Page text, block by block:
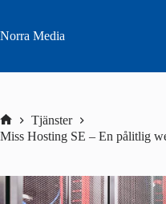
innehåll
Norra Media
Hem
Tjänster
Miss Hosting SE – En pålitlig